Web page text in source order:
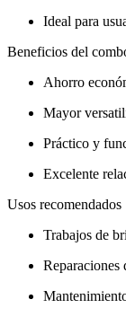
Ideal para
Beneficios del
Ahorro
Mayor
Práctico y
Excelente
Usos recomendados
Trabajos de
Reparaciones